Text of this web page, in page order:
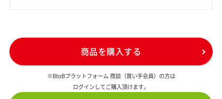
商品を購入する
※BtoBプラットフォーム 商談（買い手会員）の方は
ログインしてご購入頂けます。